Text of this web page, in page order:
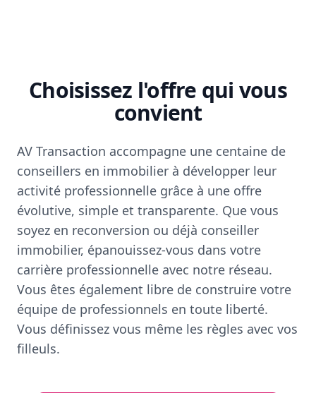
Choisissez l'offre qui vous
convient
AV Transaction accompagne une centaine de
conseillers en immobilier à développer leur
activité professionnelle grâce à une offre
évolutive, simple et transparente. Que vous
soyez en reconversion ou déjà conseiller
immobilier, épanouissez-vous dans votre
carrière professionnelle avec notre réseau.
Vous êtes également libre de construire votre
équipe de professionnels en toute liberté.
Vous définissez vous même les règles avec vos
filleuls.